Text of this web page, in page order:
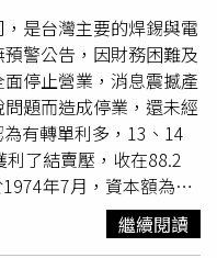
是台灣主要的焊錫與電
警公告，因財務困難及
停止營業，消息震撼產
題而造成停業，還未經
有轉單利多，13、14
了結賣壓，收在88.2
年7月，資本額為2.5
進行電子銲錫產品的研
劑、有鉛及無鉛銲錫
繼續閱讀